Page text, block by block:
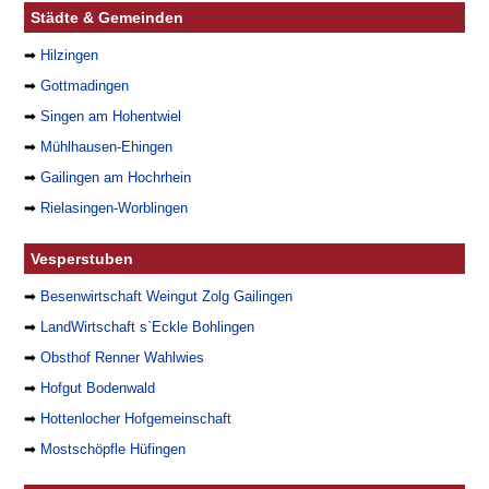
Städte & Gemeinden
➡ Hilzingen
➡Gottmadingen
➡Singen am Hohentwiel
➡ Mühlhausen-Ehingen
➡Gailingen am Hochrhein
➡ Rielasingen-Worblingen
Vesperstuben
➡ Besenwirtschaft Weingut Zolg Gailingen
➡
LandWirtschaft s`Eckle Bohlingen
➡Obsthof Renner Wahlwies
➡ Hofgut Bodenwald
➡ Hottenlocher Hofgemeinschaft
➡ Mostschöpfle Hüfingen